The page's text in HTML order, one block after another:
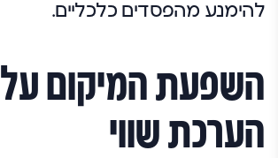
להימנע מהפסדים כלכליים.
השפעת המיקום על
הערכת שווי